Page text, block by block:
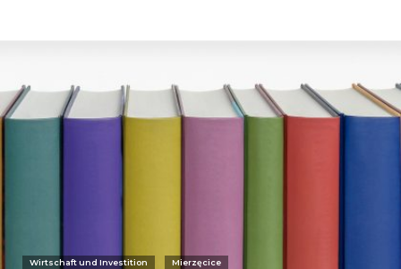
Wirtschaft und Investition Mierzęcice